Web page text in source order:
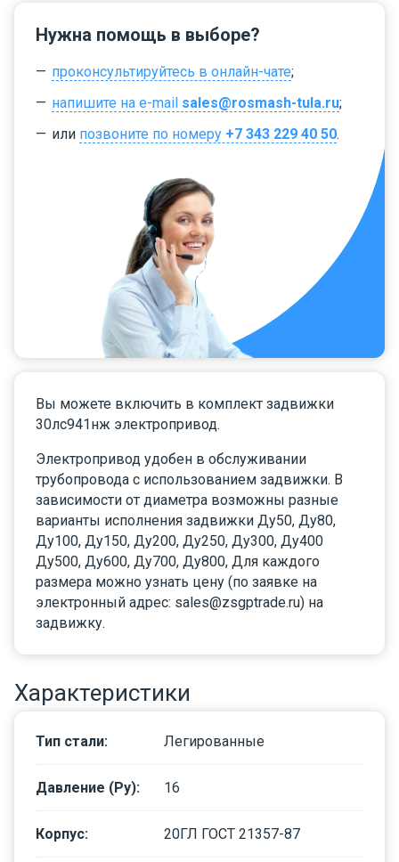
Нужна помощь в выборе?
проконсультируйтесь в онлайн-чате;
напишите на e-mail sales@rosmash-tula.ru;
или позвоните по номеру +7 343 229 40 50.
Вы можете включить в комплект задвижки
30лс941нж электропривод.
Электропривод удобен в обслуживании
трубопровода с использованием задвижки. В
зависимости от диаметра возможны разные
варианты исполнения задвижки Ду50, Ду80,
Ду100, Ду150, Ду200, Ду250, Ду300, Ду400
Ду500, Ду600, Ду700, Ду800, Для каждого
размера можно узнать цену (по заявке на
электронный адрес: sales@zsgptrade.ru) на
задвижку.
Характеристики
Тип стали: Легированные
Давление (Ру): 16
Корпус: 20ГЛ ГОСТ 21357-87